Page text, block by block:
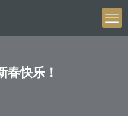
春快乐！